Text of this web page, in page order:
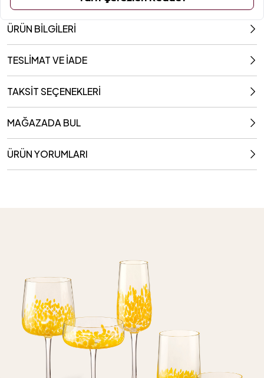
ÜRÜN BİLGİLERİ
TESLİMAT VE İADE
TAKSİT SEÇENEKLERİ
MAĞAZADA BUL
ÜRÜN YORUMLARI